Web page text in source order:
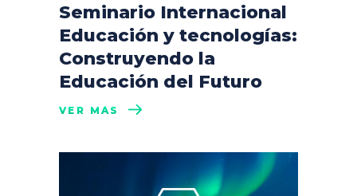
Seminario Internacional
Educación y tecnologías:
Construyendo la
Educación del Futuro
VER MÁS